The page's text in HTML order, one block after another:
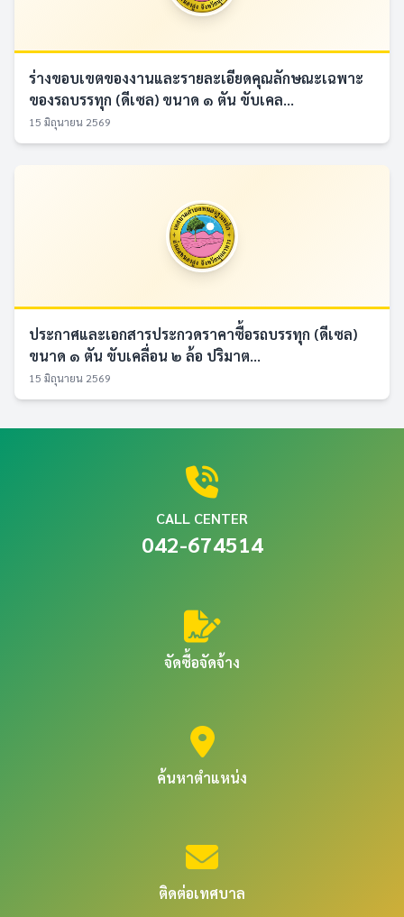
ร่างขอบเขตของงานและรายละเอียดคุณลักษณะเฉพาะ
ของรถบรรทุก (ดีเซล) ขนาด ๑ ตัน ขับเคล...
15 มิถุนายน 2569
ประกาศและเอกสารประกวดราคาซื้อรถบรรทุก (ดีเซล)
ขนาด ๑ ตัน ขับเคลื่อน ๒ ล้อ ปริมาต...
15 มิถุนายน 2569
CALL CENTER
042-674514
จัดซื้อจัดจ้าง
ค้นหาตำแหน่ง
ติดต่อเทศบาล